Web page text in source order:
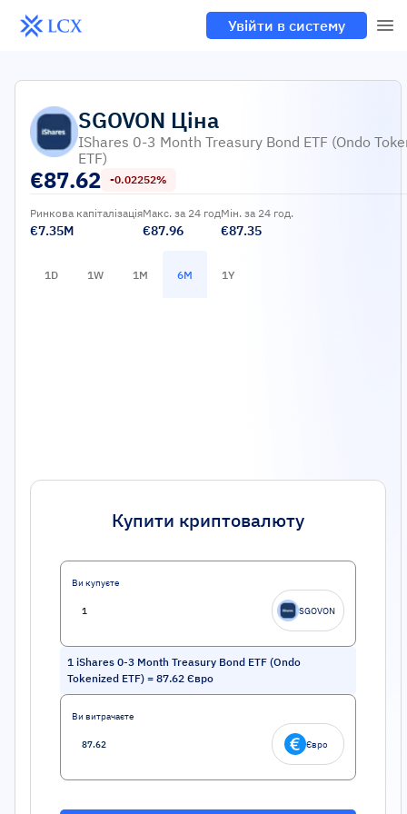
Увійти в систему
SGOVON Ціна
IShares 0-3 Month Treasury Bond ETF (Ondo
ETF)
€87.62 -0.02252%
Ринкова капіталізація
€7.35M
Макс. за 24 год
€87.96
Мін. за 24 год.
€87.35
1D 1W 1M 6M 1Y
Купити криптовалюту
Ви купуєте
SGOVON
1 iShares 0-3 Month Treasury Bond ETF (Ondo
Tokenized ETF) = 87.62 Євро
Ви витрачаєте
Євро